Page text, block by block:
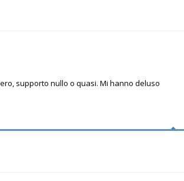
supporto nullo o quasi. Mi hanno deluso